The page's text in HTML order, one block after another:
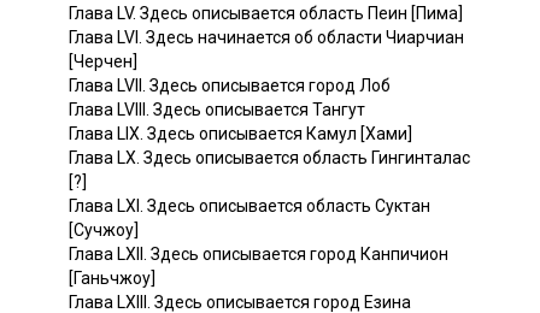
Глава LV. Здесь описывается область Пеин [Пима]
Глава LVI. Здесь начинается об области Чиарчиан
[Черчен]
Глава LVII. Здесь описывается город Лоб
Глава LVIII. Здесь описывается Тангут
Глава LIX. Здесь описывается Камул [Хами]
Глава LX. Здесь описывается область Гингинталас
[?]
Глава LXI. Здесь описывается область Суктан
[Сучжоу]
Глава LXII. Здесь описывается город Канпичион
[Ганьчжоу]
Глава LXIII. Здесь описывается город Езина